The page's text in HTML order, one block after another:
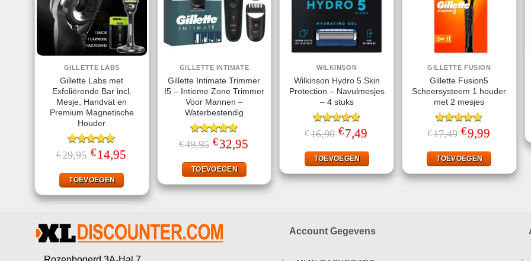
GILLETTE LABS
Gillette Labs met
Exfoliërende Bar incl.
Mesje, Handvat en
Premium Magnetische
Houder
Gewaardeerd
5.00uit 5
€29,95 Oorspronkelijke
prijs
€29,95.
€ 14,95prijs
TOEVOEGEN
GILLETTE INTIMATE
Gillette Intimate Trimmer
I5 – Intieme Zone Trimmer
Voor Mannen –
Waterbestendig
Gewaardeerd
4.93uit 5
€49,95 Oorspronkelijke
prijs
€49,95.
€32,95
TOEVOEGEN
WILKINSON
Wilkinson Hydro 5 Skin
Protection – Navulmesjes
– 4 stuks
Gewaardeerd
5.00 uit 5
€16,90 Oorspronkelijke
prijs
€16,90.
€7,49
€7,49.
TOEVOEGEN
GILLETTE FUSION
Gillette Fusion5
Scheersysteem 1 houder
met 2 mesjes
Gewaardeerd
5.00uit 5
€17,49 Oorspronkelijke
prijs
€17,49.
€9,99
€9,99.
TOEVOEGEN
Account Gegevens